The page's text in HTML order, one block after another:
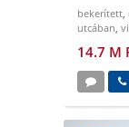
bekerített,
utcában,
14.7 M